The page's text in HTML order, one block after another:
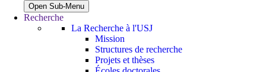
Open Sub-Menu
Recherche
La Recherche à l'USJ
Mission
Structures de recherche
Projets et thèses